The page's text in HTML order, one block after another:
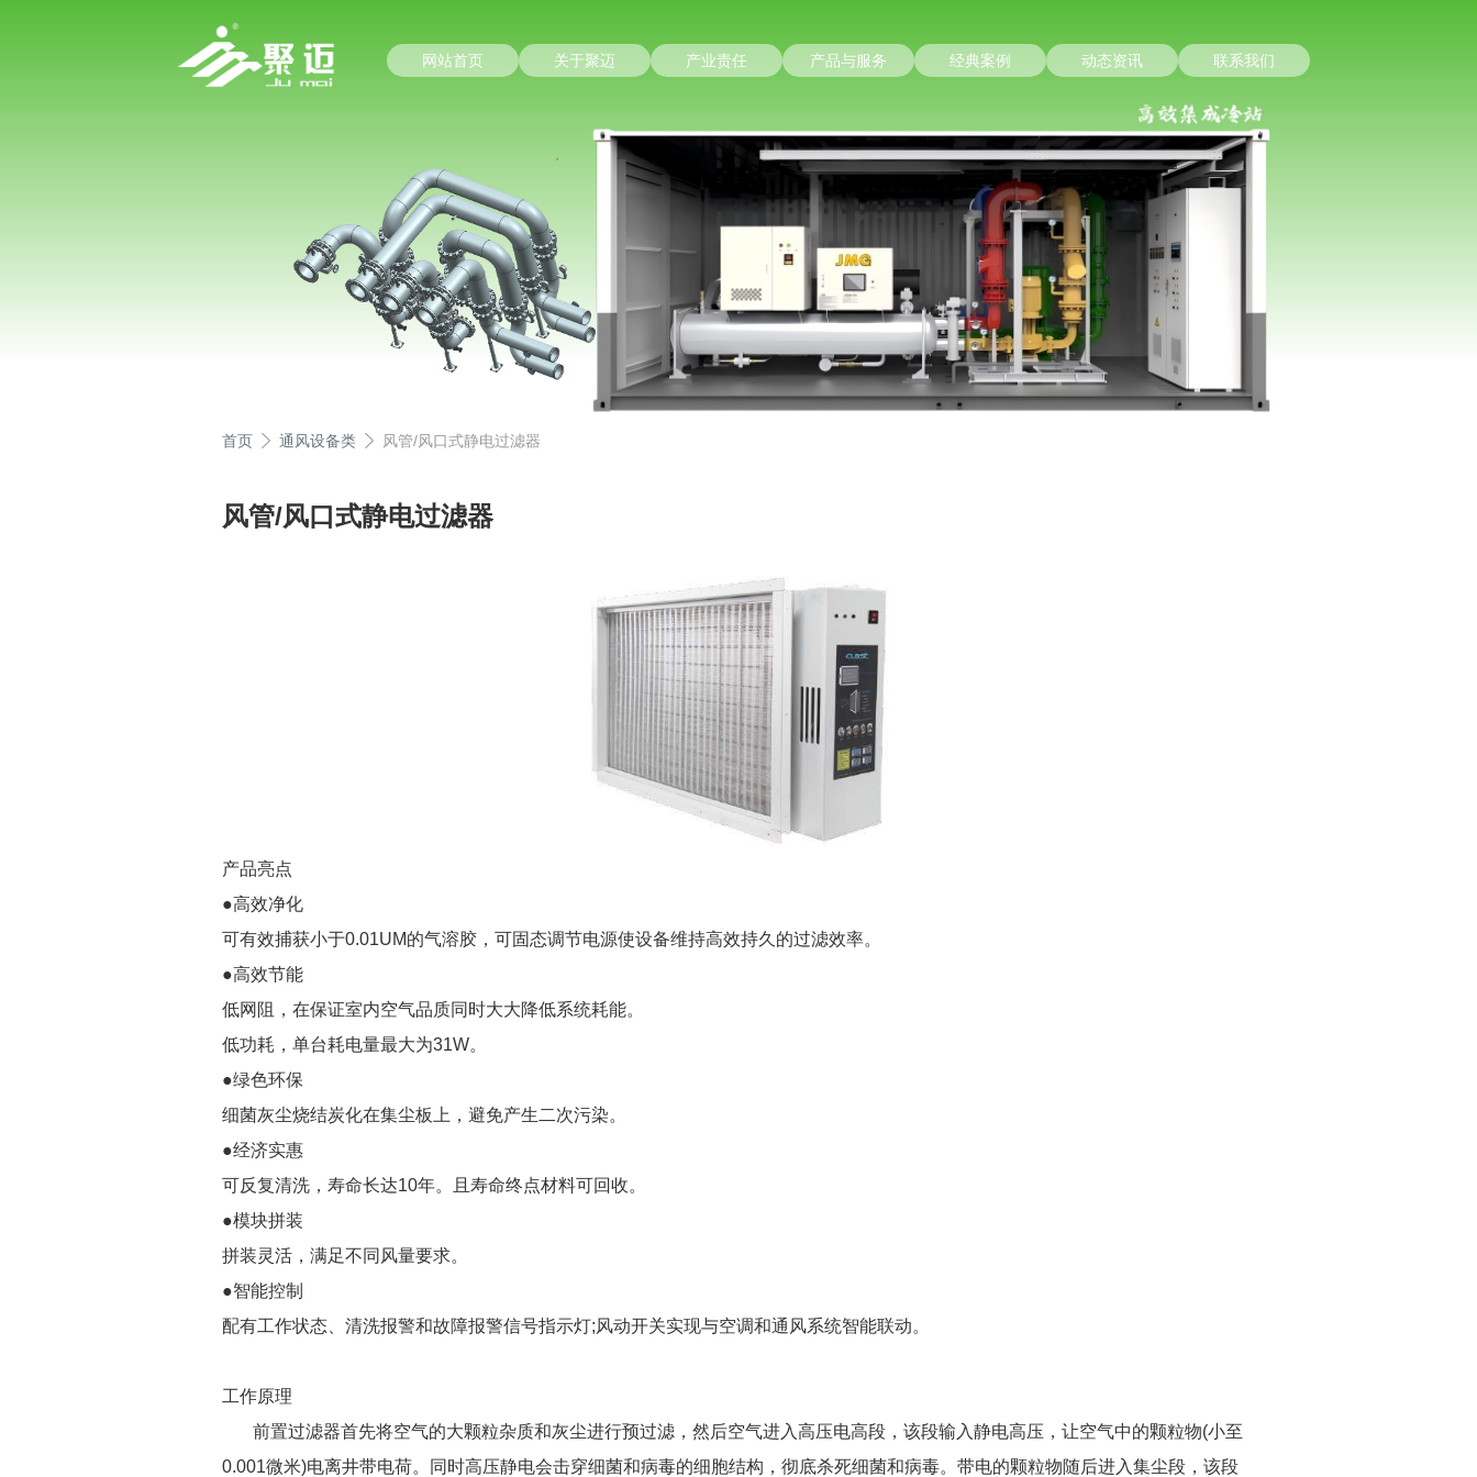
网站首页 关于聚迈 产业责任 产品与服务 经典案例 动态资讯 联系我们
首页 通风设备类 风管/风口式静电过滤器
风管/风口式静电过滤器
产品亮点
●高效净化
可有效捕获小于0.01UM的气溶胶，可固态调节电源使设备维持高效持久的过滤效率。
●高效节能
低网阻，在保证室内空气品质同时大大降低系统耗能。
低功耗，单台耗电量最大为31W。
●绿色环保
细菌灰尘烧结炭化在集尘板上，避免产生二次污染。
●经济实惠
可反复清洗，寿命长达10年。且寿命终点材料可回收。
●模块拼装
拼装灵活，满足不同风量要求。
●智能控制
配有工作状态、清洗报警和故障报警信号指示灯;风动开关实现与空调和通风系统智能联动。
工作原理
前置过滤器首先将空气的大颗粒杂质和灰尘进行预过滤，然后空气进入高压电高段，该段输入静电高压，让空气中的颗粒物(小至
0.001微米)电离井带电荷。同时高压静电会击穿细菌和病毒的细胞结构，彻底杀死细菌和病毒。带电的颗粒物随后进入集尘段，该段